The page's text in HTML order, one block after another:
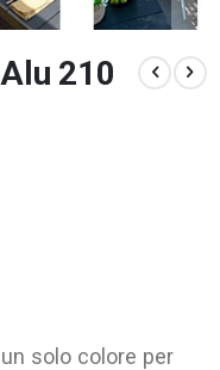
210
solo colore per